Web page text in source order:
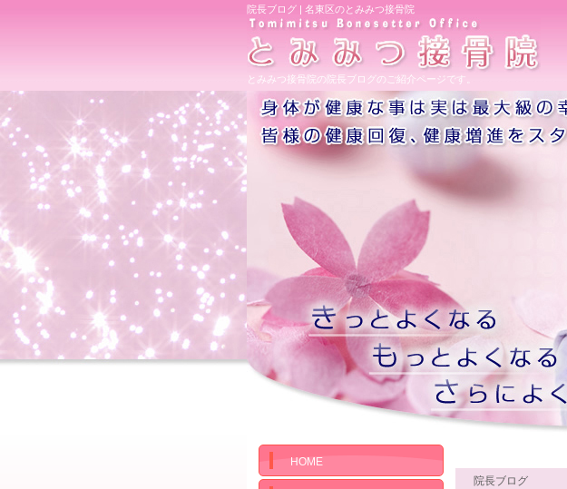
院長ブログ | 名東区のとみみつ接骨院
とみみつ接骨院の院長ブログのご紹介ページです。
院長ブログ
HOME